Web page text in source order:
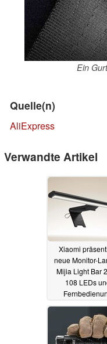
Ein
Quelle(n)
AliExpress
Verwandte Artikel
Xiaomi
neue Monitor-
Mijia Light Bar
108 LEDs
13.07.2026